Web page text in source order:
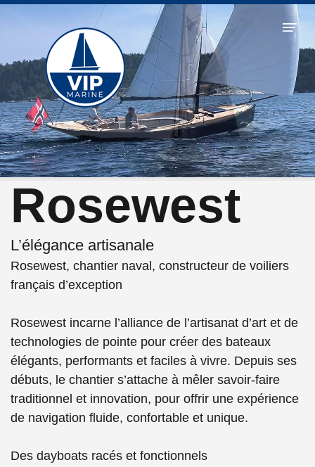
Rosewest
L’élégance artisanale
Rosewest, chantier naval, constructeur de voiliers
français d’exception
Rosewest incarne l’alliance de l’artisanat d’art et de
technologies de pointe pour créer des bateaux
élégants, performants et faciles à vivre. Depuis ses
débuts, le chantier s’attache à mêler savoir-faire
traditionnel et innovation, pour offrir une expérience
de navigation fluide, confortable et unique.
Des dayboats racés et fonctionnels
Panneau de gestion des cookies